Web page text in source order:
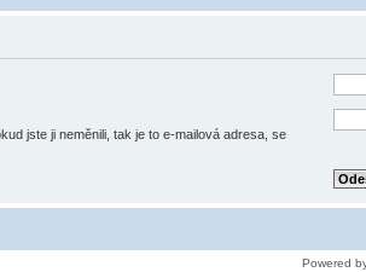
jste ji neměnili, tak je to e-mailová adresa, se
Powered